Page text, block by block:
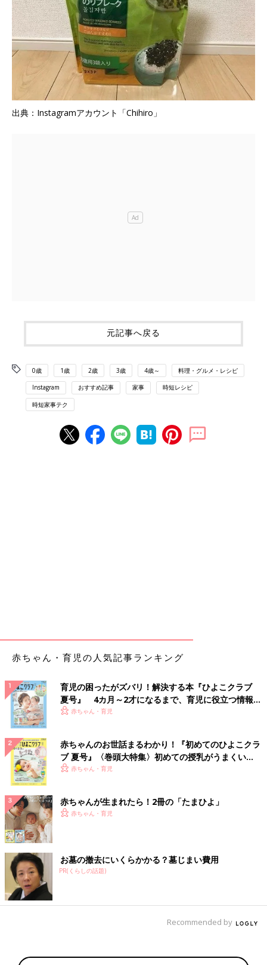
出典：Instagramアカウント「Chihiro」
元記事へ戻る
0歳 1歳 2歳 3歳 4歳～ 料理・グルメ・レシピ
Instagram おすすめ記事 家事 時短レシピ
時短家事テク
赤ちゃん・育児の人気記事ランキング
育児の困ったがズバリ！解決する本『ひよこクラブ
夏号』 4カ月～2才になるまで、育児に役立つ情報が
いっぱい！
赤ちゃん・育児
赤ちゃんのお世話まるわかり！『初めてのひよこクラ
ブ 夏号』〈巻頭大特集〉初めての授乳がうまくい
く！ おっぱい・ミルクの基本と夏のトラブル 解決テ
赤ちゃん・育児
赤ちゃんが生まれたら！2冊の「たまひよ」
赤ちゃん・育児
お墓の撤去にいくらかかる？墓じまい費用
PR(くらしの話題)
Recommended by